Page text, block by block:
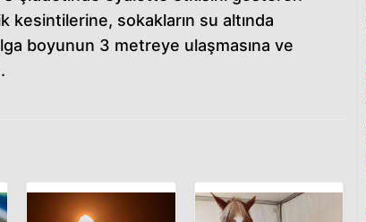
kesintilerine, sokakların su altında
boyunun 3 metreye ulaşmasına ve